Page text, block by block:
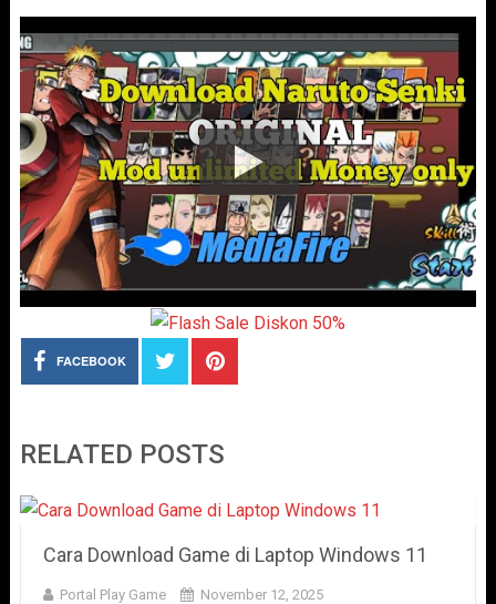
FACEBOOK
RELATED POSTS
Cara Download Game di Laptop Windows 11
Portal Play Game November 12, 2025